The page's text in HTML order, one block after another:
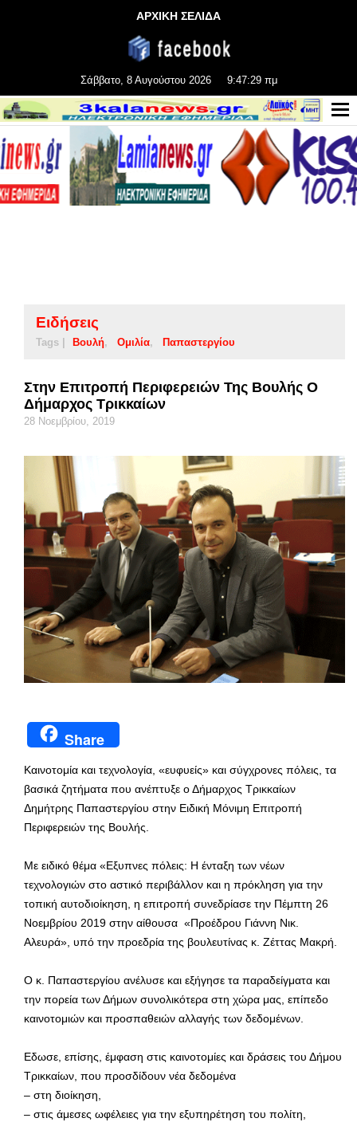
ΑΡΧΙΚΗ ΣΕΛΙΔΑ
Σάββατο, 8 Αυγούστου 2026 9:47:29 πμ
Ειδήσεις
Tags | Βουλή Ομιλία Παπαστεργίου
Στην Επιτροπή Περιφερειών Της Βουλής Ο
Δήμαρχος Τρικκαίων
28 Νοεμβρίου, 2019
Share
Καινοτομία και τεχνολογία, «ευφυείς» και σύγχρονες πόλεις, τα
βασικά ζητήματα που ανέπτυξε ο Δήμαρχος Τρικκαίων
Δημήτρης Παπαστεργίου στην Ειδική Μόνιμη Επιτροπή
Περιφερειών της Βουλής.
Με ειδικό θέμα «Εξυπνες πόλεις: Η ένταξη των νέων
τεχνολογιών στο αστικό περιβάλλον και η πρόκληση για την
τοπική αυτοδιοίκηση, η επιτροπή συνεδρίασε την Πέμπτη 26
Νοεμβρίου 2019 στην αίθουσα «Προέδρου Γιάννη Νικ.
Αλευρά», υπό την προεδρία της βουλευτίνας κ. Ζέττας Μακρή.
Ο κ. Παπαστεργίου ανέλυσε και εξήγησε τα παραδείγματα και
την πορεία των Δήμων συνολικότερα στη χώρα μας, επίπεδο
καινοτομιών και προσπαθειών αλλαγής των δεδομένων.
Εδωσε, επίσης, έμφαση στις καινοτομίες και δράσεις του Δήμου
Τρικκαίων, που προσδίδουν νέα δεδομένα
– στη διοίκηση,
– στις άμεσες ωφέλειες για την εξυπηρέτηση του πολίτη,